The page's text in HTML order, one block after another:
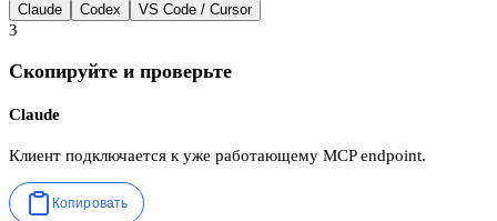
Claude Codex VS Code / Cursor
3
Скопируйте и проверьте
Claude
Клиент подключается к уже работающему MCP endpoint.
Копировать